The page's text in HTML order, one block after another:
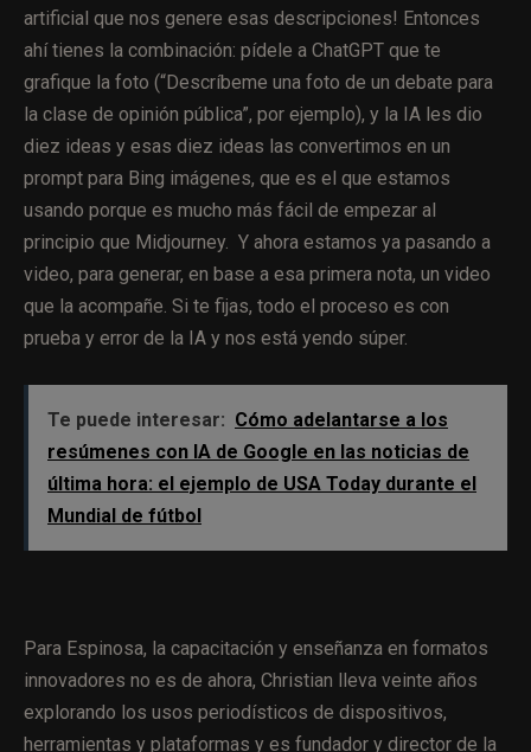
artificial que nos genere esas descripciones! Entonces
ahí tienes la combinación: pídele a ChatGPT que te
grafique la foto (“Descríbeme una foto de un debate para
la clase de opinión pública”, por ejemplo), y la IA les dio
diez ideas y esas diez ideas las convertimos en un
prompt para Bing imágenes, que es el que estamos
usando porque es mucho más fácil de empezar al
principio que Midjourney. Y ahora estamos ya pasando a
video, para generar, en base a esa primera nota, un video
que la acompañe. Si te fijas, todo el proceso es con
prueba y error de la IA y nos está yendo súper.
Te puede interesar: Cómo adelantarse a los
resúmenes con IA de Google en las noticias de
última hora: el ejemplo de USA Today durante el
Mundial de fútbol
Para Espinosa, la capacitación y enseñanza en formatos
innovadores no es de ahora, Christian lleva veinte años
explorando los usos periodísticos de dispositivos,
herramientas y plataformas y es fundador y director de la